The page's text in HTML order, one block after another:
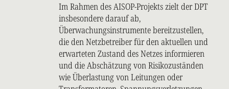
Im Rahmen des AISOP-Projekts zielt der DPT
insbesondere darauf ab,
Überwachungsinstrumente bereitzustellen,
die den Netzbetreiber für den aktuellen und
erwarteten Zustand des Netzes informieren
und die Abschätzung von Risikozuständen
wie Überlastung von Leitungen oder